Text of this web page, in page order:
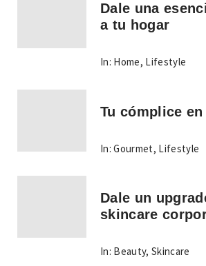
Dale una
a tu hogar
In: Home, Lifestyle
Tu cómplice
In: Gourmet, Lifestyle
Dale un
skincare
In: Beauty,Skincare